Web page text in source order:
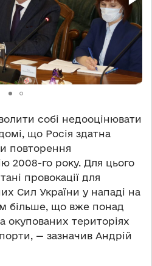
собі недооцінювати
що Росія здатна
повторення
2008-го року. Для цього
провокації для
Сил України у нападі на
більше, що вже понад
окупованих територіях
— зазначив Андрій